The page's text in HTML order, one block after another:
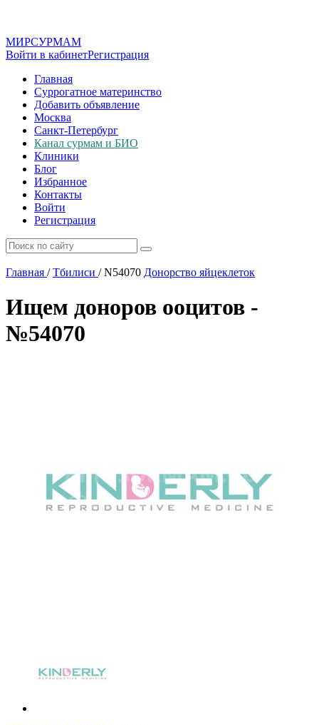
МИРСУРМАМ
Войти в кабинетРегистрация
Главная
Суррогатное материнство
Добавить объявление
Москва
Санкт-Петербург
Канал сурмам и БИО
Клиники
Блог
Избранное
Контакты
Войти
Регистрация
Главная / Тбилиси /N54070 Донорство яйцеклеток
Ищем доноров ооцитов -
№54070